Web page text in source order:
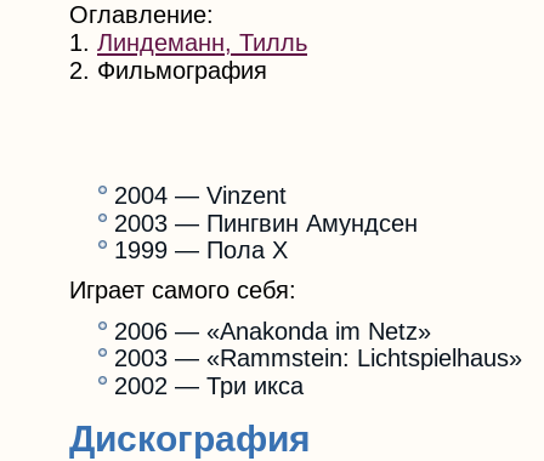
Оглавление:
1. Линдеманн, Тилль
2. Фильмография
2004 — Vinzent
2003 — Пингвин Амундсен
1999 — Пола Х
Играет самого себя:
2006 — «Anakonda im Netz»
2003 — «Rammstein: Lichtspielhaus»
2002 — Три икса
Дискография